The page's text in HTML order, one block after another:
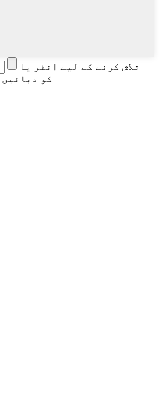
تلاش کرنے کے لیے انٹر یا
بند کرنے کے لیے ESC کو دبائیں۔